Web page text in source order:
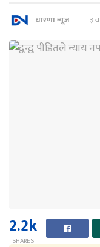
धारणा न्यूज ३
2.2k
SHARES